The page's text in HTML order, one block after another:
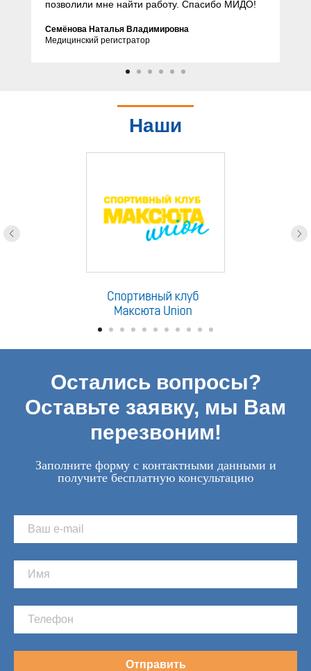
позволили мне найти работу. Спасибо МИДО!
Семёнова Наталья Владимировна
Медицинский регистратор
Наши
Остались вопросы?
Оставьте заявку, мы Вам
перезвоним!
Заполните форму с контактными данными и
получите бесплатную консультацию
Отправить